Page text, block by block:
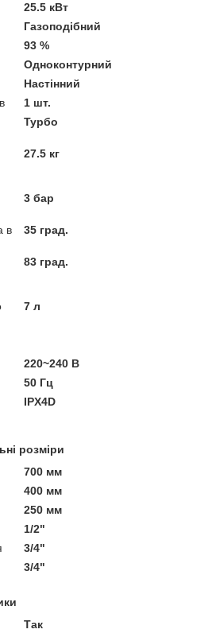
25.5 кВт
Газоподібний
93 %
Одноконтурний
Настінний
1 шт.
Турбо
27.5 кг
3 бар
в
35 град.
83 град.
7 л
220~240 В
50 Гц
IPX4D
розміри
700 мм
400 мм
250 мм
1/2"
3/4"
3/4"
Так